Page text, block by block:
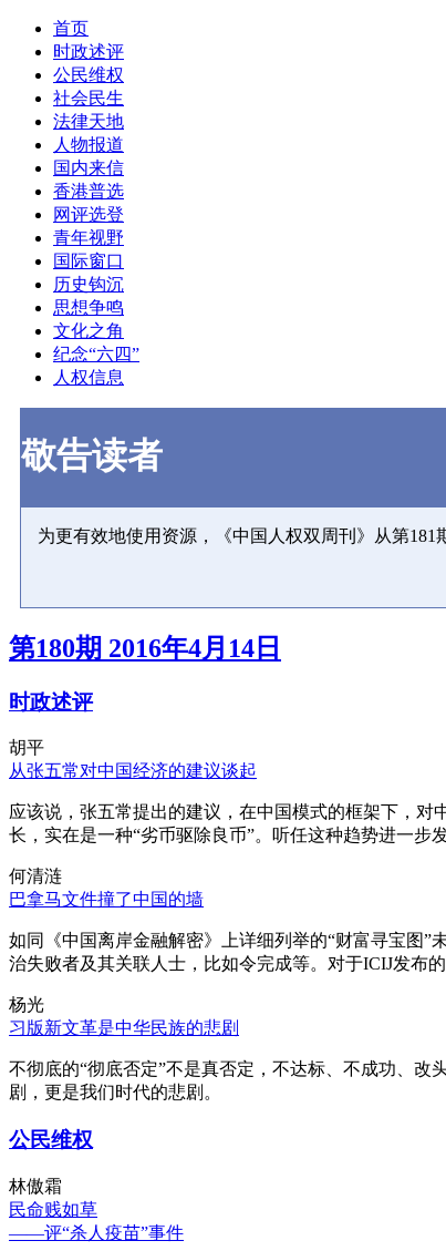
首页
时政述评
公民维权
社会民生
法律天地
人物报道
国内来信
香港普选
网评选登
青年视野
国际窗口
历史钩沉
思想争鸣
文化之角
纪念“六四”
人权信息
敬告读者
为更有效地使用资源，《中国人权双周刊》从第181
第180期 2016年4月14日
时政述评
胡平
从张五常对中国经济的建议谈起
应该说，张五常提出的建议，在中国模式的框架下，
长，实在是一种“劣币驱除良币”。听任这种趋势进一步
何清涟
巴拿马文件撞了中国的墙
如同《中国离岸金融解密》上详细列举的“财富寻宝图
治失败者及其关联人士，比如令完成等。对于ICIJ发布
杨光
习版新文革是中华民族的悲剧
不彻底的“彻底否定”不是真否定，不达标、不成功、
剧，更是我们时代的悲剧。
公民维权
林傲霜
民命贱如草
——评“杀人疫苗”事件